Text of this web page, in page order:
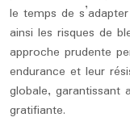
le temps de
ainsi les risques de
approche prudente
endurance et leur
globale, garantissant
gratifiante.